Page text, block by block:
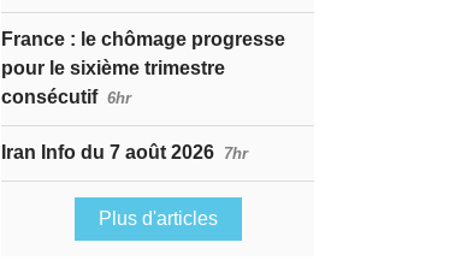
France : le chômage progresse
pour le sixième trimestre
consécutif 6hr
Iran Info du 7 août 2026 7hr
Plus d'articles